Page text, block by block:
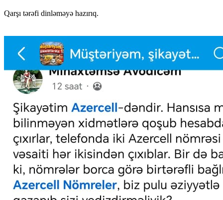
Qarşı tərəfi dinləməyə hazırıq.